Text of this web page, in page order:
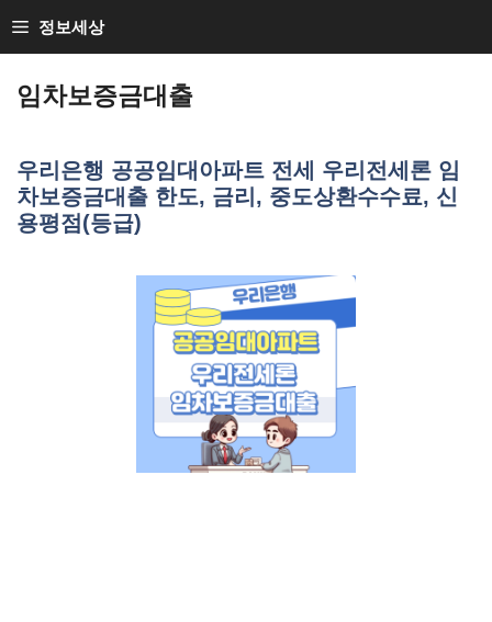
to
정보세상
임차보증금대출
우리은행 공공임대아파트 전세 우리전세론 임
차보증금대출 한도, 금리, 중도상환수수료, 신
용평점(등급)